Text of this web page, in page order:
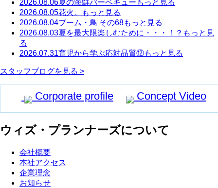
2026.08.06夏の海鮮バーベキュー もっと見る
2026.08.05花火。
もっと見る
2026.08.04ブーム・鳥 その68もっと見る
2026.08.03夏を最大限楽しむために・・・！？ もっと見
る
2026.07.31育児から学ぶ応対品質⑫もっと見る
スタッフブログを見る >
Corporate profile Concept Video
ウィズ・プランナーズについて
会社概要
本社アクセス
企業理念
お知らせ